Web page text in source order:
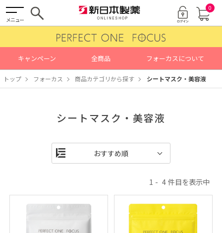
メニュー
0
キャンペーン 全商品 フォーカスについて
トップ フォーカス 商品カテゴリから探す シートマスク・美容液
シートマスク・美容液
1 4